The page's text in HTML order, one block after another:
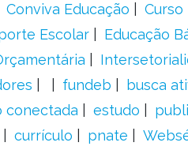
Conviva Educação Curso
Escolar Educação
fundeb busca
conectada estudo
currículo pnate